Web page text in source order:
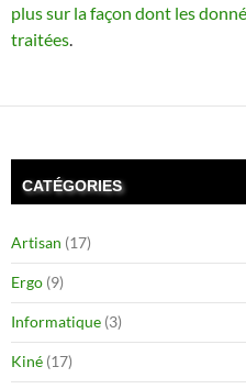
plus sur la façon dont les
traitées
CATÉGORIES
Artisan (17)
Ergo (9)
Informatique (3)
Kiné (17)